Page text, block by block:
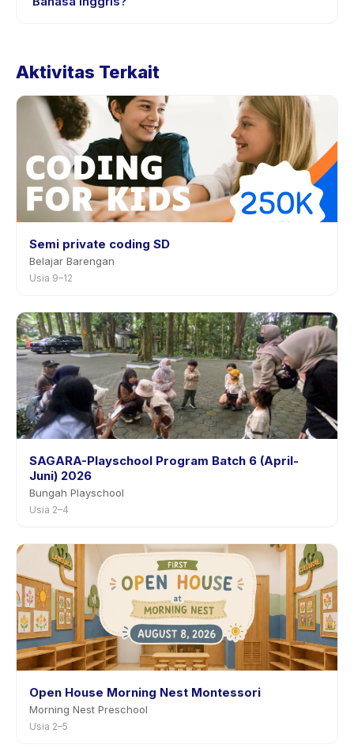
aktivitas di aplikasi. Kebanyakan penyedia mengizinkan
sebelumnya.
Aktivitas Terkait
Semi private coding SD
Belajar Barengan
Usia 9–12
SAGARA-Playschool Program Batch 6 (April-
Juni) 2026
Bungah Playschool
Usia 2–4
Open House Morning Nest Montessori
Morning Nest Preschool
Usia 2–5